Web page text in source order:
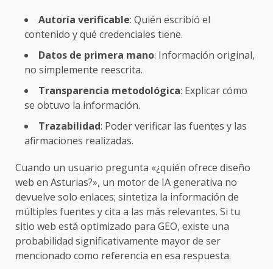
Autoría verificable: Quién escribió el
contenido y qué credenciales tiene.
Datos de primera mano: Información original,
no simplemente reescrita.
Transparencia metodológica: Explicar cómo
se obtuvo la información.
Trazabilidad: Poder verificar las fuentes y las
afirmaciones realizadas.
Cuando un usuario pregunta «¿quién ofrece diseño
web en Asturias?», un motor de IA generativa no
devuelve solo enlaces; sintetiza la información de
múltiples fuentes y cita a las más relevantes. Si tu
sitio web está optimizado para GEO, existe una
probabilidad significativamente mayor de ser
mencionado como referencia en esa respuesta.